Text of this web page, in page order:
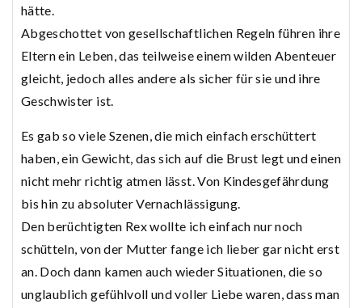
hätte.
Abgeschottet von gesellschaftlichen Regeln führen ihre
Eltern ein Leben, das teilweise einem wilden Abenteuer
gleicht, jedoch alles andere als sicher für sie und ihre
Geschwister ist.
Es gab so viele Szenen, die mich einfach erschüttert
haben, ein Gewicht, das sich auf die Brust legt und einen
nicht mehr richtig atmen lässt. Von Kindesgefährdung
bis hin zu absoluter Vernachlässigung.
Den berüchtigten Rex wollte ich einfach nur noch
schütteln, von der Mutter fange ich lieber gar nicht erst
an. Doch dann kamen auch wieder Situationen, die so
unglaublich gefühlvoll und voller Liebe waren, dass man